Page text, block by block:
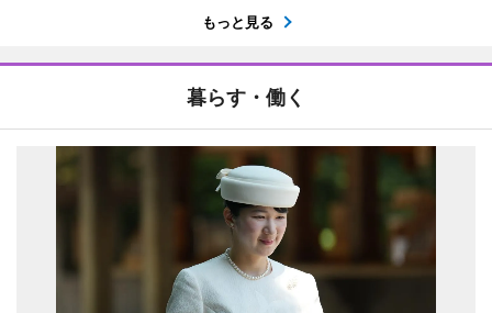
もっと見る
暮らす・働く